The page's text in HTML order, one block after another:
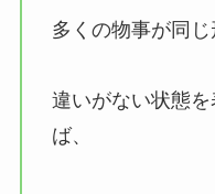
多くの物事が同じ
違いがない状態を
ば、